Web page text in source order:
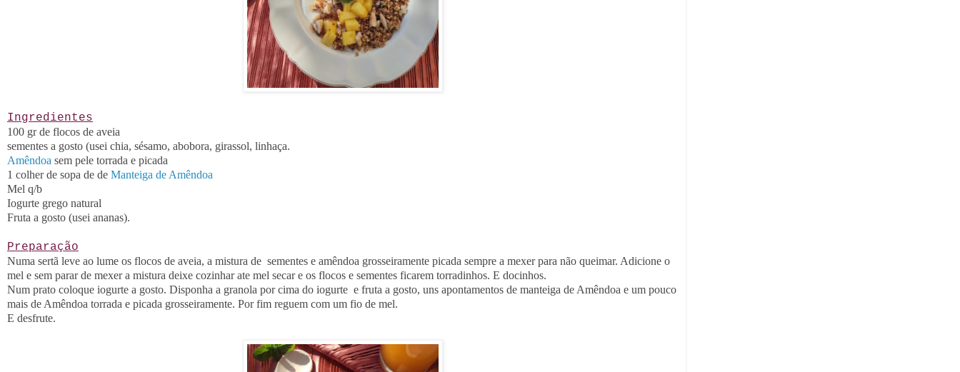
Ingredientes
100 gr de flocos de aveia
sementes a gosto (usei chia, sésamo, abobora, girassol, linhaça.
Amêndoa sem pele torrada e picada
1 colher de sopa de de Manteiga de Amêndoa
Mel q/b
Iogurte grego natural
Fruta a gosto (usei ananas).
Preparação
Numa sertã leve ao lume os flocos de aveia, a mistura de sementes e amêndoa grosseiramente picada sempre a mexer para não queimar. Adicione o
mel e sem parar de mexer a mistura deixe cozinhar ate mel secar e os flocos e sementes ficarem torradinhos. E docinhos.
Num prato coloque iogurte a gosto. Disponha a granola por cima do iogurte e fruta a gosto, uns apontamentos de manteiga de Amêndoa e um pouco
mais de Amêndoa torrada e picada grosseiramente. Por fim reguem com um fio de mel.
E desfrute.